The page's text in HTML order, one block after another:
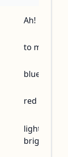
Ah!
to meet
blue
red
light,
bright